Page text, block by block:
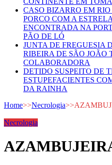
CASO BIZARRO EM
PORCO COM A
ENCONTRADA NA
PÃO DE LÓ
JUNTA DE FREGUESIA
RIBEIRA DE SÃO JOÃO
COLABORADORA
DETIDO SUSPEITO DE
ESTUPEFACIENTES
DA RAINHA
Home>>Necrologia>>
Necrologia